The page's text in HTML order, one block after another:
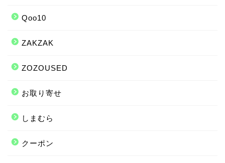
Qoo10
ZAKZAK
ZOZOUSED
お取り寄せ
しまむら
クーポン